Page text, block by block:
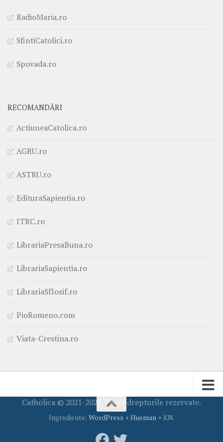
RadioMaria.ro
SfintiCatolici.ro
Spovada.ro
RECOMANDĂRI
ActiuneaCatolica.ro
AGRU.ro
ASTRU.ro
EdituraSapientia.ro
ITRC.ro
LibrariaPresaBuna.ro
LibrariaSapientia.ro
LibrariaSfIosif.ro
PioRomeno.com
Viata-Crestina.ro
Catholica © 2021-2026. Toate drepturile rezervate.
Ingrediente: WordPress +Hueman+ KN.